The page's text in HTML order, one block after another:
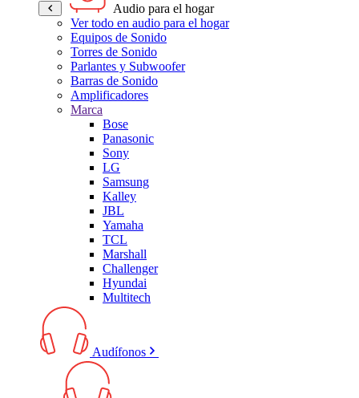
Audio para el hogar
Ver todo en audio para el hogar
Equipos de Sonido
Torres de Sonido
Parlantes y Subwoofer
Barras de Sonido
Amplificadores
Marca
Bose
Panasonic
Sony
LG
Samsung
Kalley
JBL
Yamaha
TCL
Marshall
Challenger
Hyundai
Multitech
Audífonos